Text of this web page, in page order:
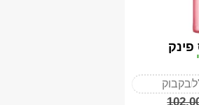
פינק
בקבוק